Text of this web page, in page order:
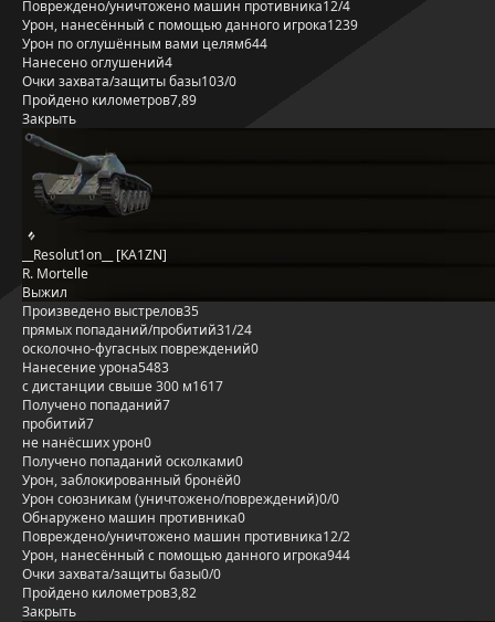
Повреждено/уничтожено машин противника12/4
Урон, нанесённый с помощью данного игрока1239
Урон по оглушённым вами целям644
Нанесено оглушений4
Очки захвата/защиты базы103/0
Пройдено километров7,89
Закрыть
__Resolut1on__ [KA1ZN]
R. Mortelle
Выжил
Произведено выстрелов35
прямых попаданий/пробитий31/24
осколочно-фугасных повреждений0
Нанесение урона5483
с дистанции свыше 300 м1617
Получено попаданий7
пробитий7
не нанёсших урон0
Получено попаданий осколками0
Урон, заблокированный бронёй0
Урон союзникам (уничтожено/повреждений)0/0
Обнаружено машин противника0
Повреждено/уничтожено машин противника12/2
Урон, нанесённый с помощью данного игрока944
Очки захвата/защиты базы0/0
Пройдено километров3,82
Закрыть